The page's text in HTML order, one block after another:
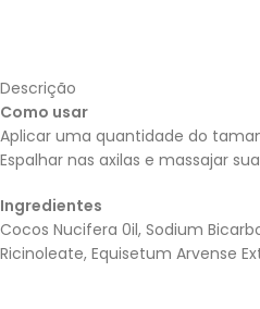
Descrição
Como usar
Aplicar uma quantidade do
Espalhar nas axilas e massajar
Ingredientes
Cocos Nucifera 0il, Sodium
Ricinoleate, Equisetum Arvense